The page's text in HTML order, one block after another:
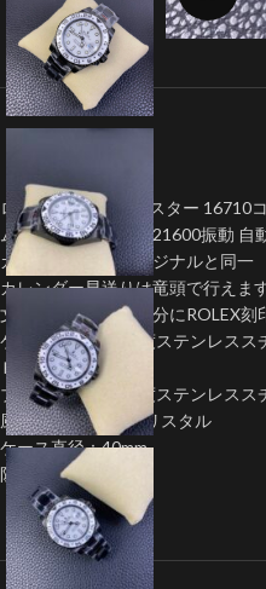
ロレックス GMT マスター 16710
ムーブメント:Asian 21600振動 自
カレンダ拡大率オリジナルと同一
カレンダー早送りは竜頭で行えま
文字盤外周ケース部分にROLEX刻
ケース：904L高強度ステンレスス
ＰＶＤコーティング
ブレス：904L高強度ステンレスス
風防: サファイアクリスタル
ケース直径：40mm
防水：5気圧防水